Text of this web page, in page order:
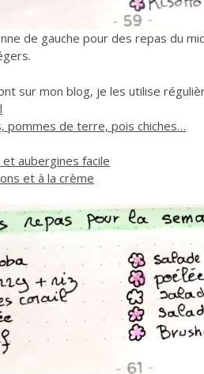
de gauche pour des repas du
sur mon blog, je les utilise
pommes de terre, pois chiches…
aubergines facile
et à la crème